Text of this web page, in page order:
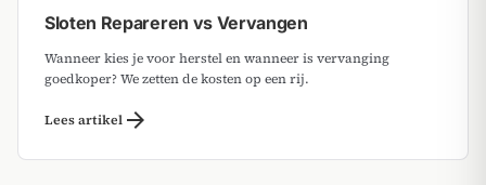
Sloten Repareren vs Vervangen
Wanneer kies je voor herstel en wanneer is vervanging
goedkoper? We zetten de kosten op een rij.
Lees artikel arrow_forward